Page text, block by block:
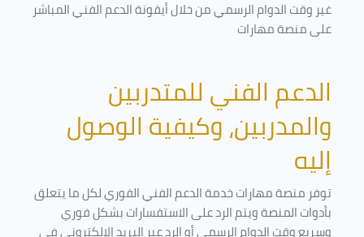
غير وقت الدوام الرسمي من خلال أيقونة الدعم الفني المباشر
على منصة مهارات
الدعم الفني للمتدربين
والمدربين، وكيفية الوصول
إليه
توفر منصة مهارات خدمة الدعم الفني الفوري لكل ما يتعلق
بأدوات المنصة ويتم الرد على الاستفسارات بشكل فوري
وسريع وقت الدوام الرسمي أو الرد عبر البريد الإلكتروني في